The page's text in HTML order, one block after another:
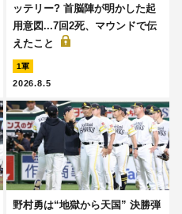
ッテリー? 首脳陣が明かした起
用意図...7回2死、マウンドで伝
えたこと
1軍
2026.8.5
野村勇は“地獄から天国” 決勝弾